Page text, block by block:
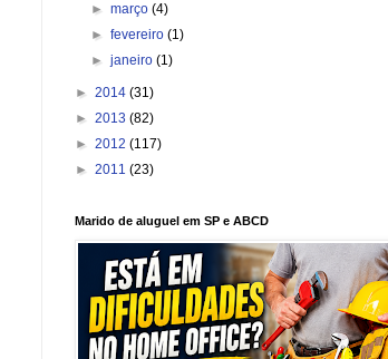
►março(4)
►fevereiro(1)
►janeiro(1)
► 2014 (31)
► 2013 (82)
► 2012 (117)
► 2011 (23)
Marido de aluguel em SP e ABCD